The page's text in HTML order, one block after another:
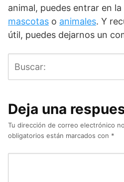
animal, puedes entrar en
mascotas o animales. Y
útil, puedes dejarnos un
Deja una
Tu dirección de correo electrónico
obligatorios están marcados con *